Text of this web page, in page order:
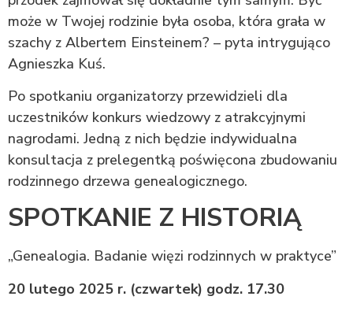
może w Twojej rodzinie była osoba, która grała w
szachy z Albertem Einsteinem? – pyta intrygująco
Agnieszka Kuś.
Po spotkaniu organizatorzy przewidzieli dla
uczestników konkurs wiedzowy z atrakcyjnymi
nagrodami. Jedną z nich będzie indywidualna
konsultacja z prelegentką poświęcona zbudowaniu
rodzinnego drzewa genealogicznego.
SPOTKANIE Z HISTORIĄ
„Genealogia. Badanie więzi rodzinnych w praktyce”
20 lutego 2025 r. (czwartek) godz. 17.30